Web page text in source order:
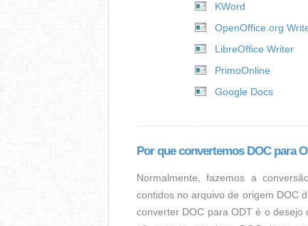
KWord
OpenOffice.org
LibreOffice Writer
PrimoOnline
Google Docs
Por que convertemos DOC para
Normalmente, fazemos a
contidos no arquivo de origem DOC
converter DOC para ODT é o